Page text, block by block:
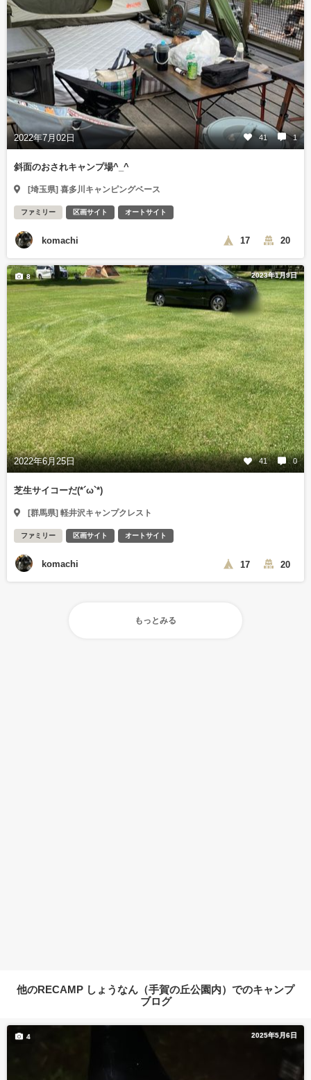
2022年7月02日 41 1
斜面のおされキャンプ場^_^
[埼玉県] 喜多川キャンピングベース
ファミリー 区画サイト オートサイト
komachi 17 20
2023年1月9日
2022年6月25日 41 0
8
芝生サイコーだ(*´ω`*)
[群馬県] 軽井沢キャンプクレスト
ファミリー 区画サイト オートサイト
komachi 17 20
もっとみる
他のRECAMP しょうなん（手賀の丘公園内）でのキャンプ
ブログ
2025年5月6日
4